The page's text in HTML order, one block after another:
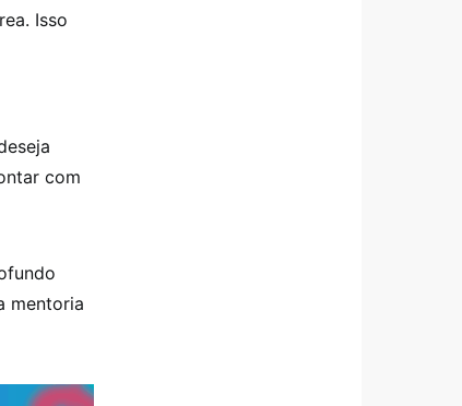
Isso
com
mentoria